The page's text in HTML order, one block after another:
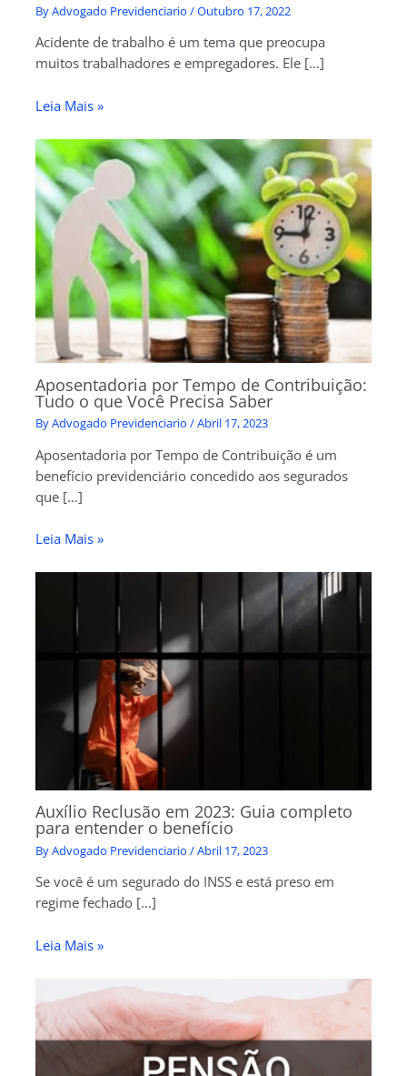
ByAdvogado Previdenciario/Outubro 17, 2022
Acidente de trabalho é um tema que preocupa
muitos trabalhadores e empregadores. Ele […]
Leia Mais »
Aposentadoria por Tempo de Contribuição:
Tudo o que Você Precisa Saber
ByAdvogado Previdenciario/Abril 17, 2023
Aposentadoria por Tempo de Contribuição é um
benefício previdenciário concedido aos segurados
que […]
Leia Mais »
Auxílio Reclusão em 2023: Guia completo
para entender o benefício
ByAdvogado Previdenciario/Abril 17, 2023
Se você é um segurado do INSS e está preso em
regime fechado […]
Leia Mais »